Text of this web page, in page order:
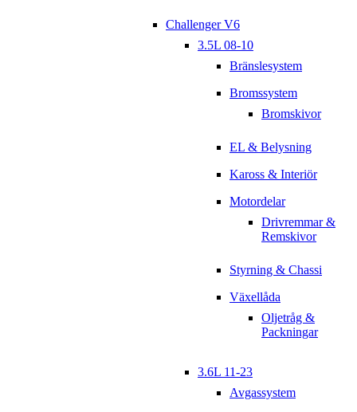
Challenger V6
3.5L 08-10
Bränslesystem
Bromssystem
Bromskivor
EL & Belysning
Kaross & Interiör
Motordelar
Drivremmar &
Remskivor
Styrning & Chassi
Växellåda
Oljetråg &
Packningar
3.6L 11-23
Avgassystem